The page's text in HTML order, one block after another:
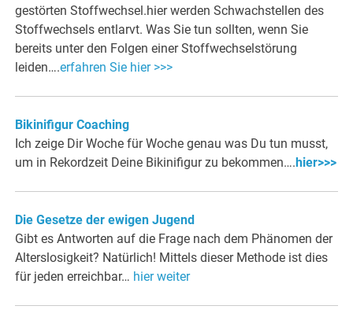
gestörten Stoffwechsel.hier werden Schwachstellen des
Stoffwechsels entlarvt. Was Sie tun sollten, wenn Sie
bereits unter den Folgen einer Stoffwechselstörung
leiden….erfahren Sie hier >>>
Bikinifigur Coaching
Ich zeige Dir Woche für Woche genau was Du tun musst,
um in Rekordzeit Deine Bikinifigur zu bekommen….hier>>>
Die Gesetze der ewigen Jugend
Gibt es Antworten auf die Frage nach dem Phänomen der
Alterslosigkeit? Natürlich! Mittels dieser Methode ist dies
für jeden erreichbar… hier weiter